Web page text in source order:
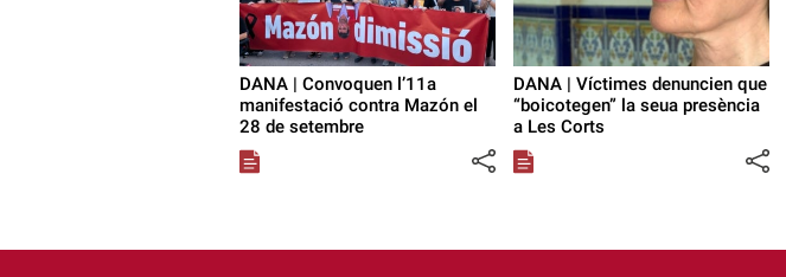
DANA | Convoquen l’11a
manifestació contra Mazón el
28 de setembre
DANA | Víctimes denuncien que
“boicotegen” la seua presència
a Les Corts